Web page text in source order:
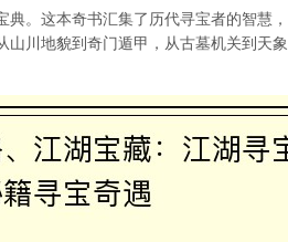
。这本奇书汇集了历代寻宝者的智慧，
山川地貌到奇门遁甲，从古墓机关到天象